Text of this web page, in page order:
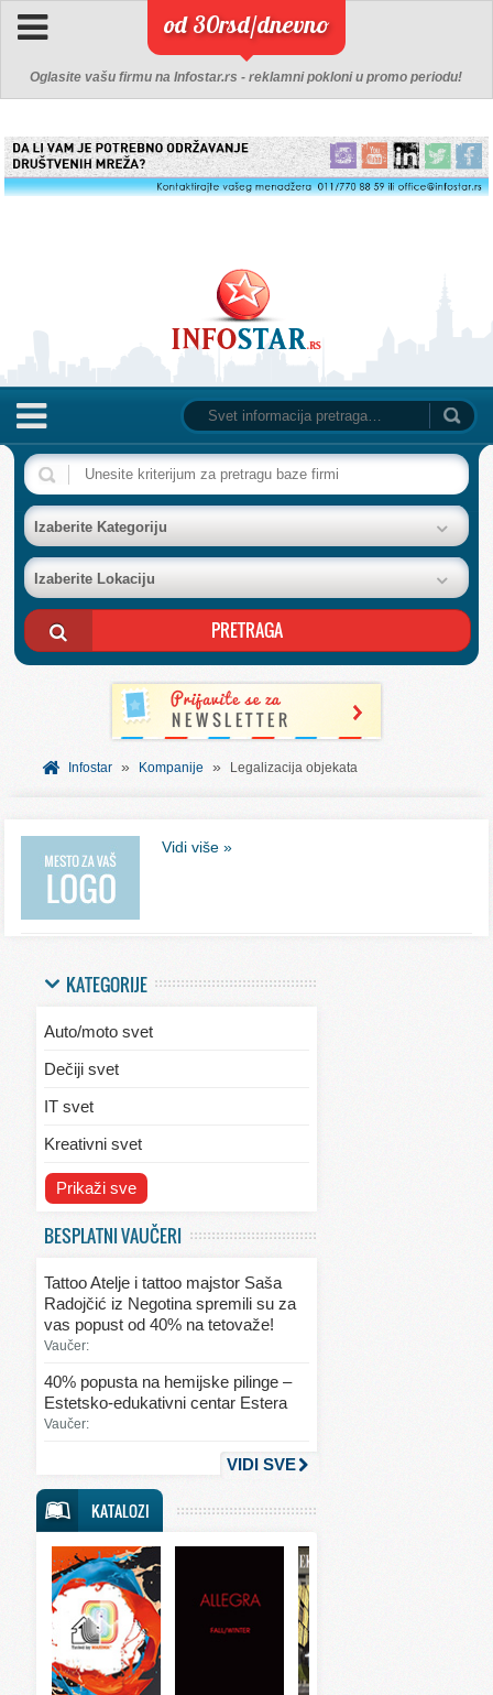
od 30rsd/dnevno
Oglasite vašu firmu na Infostar.rs - reklamni pokloni u promo periodu!
NASLOVNA
BAZA FIRMI
POSLOVNI OGLASI
AKCIJE I KATALOZI
BESPLATNI VAUČERI
SVET INFORMACIJA
Izaberite Kategoriju
Izaberite Lokaciju
Infostar » Kompanije » Legalizacija objekata
Vidi više »
KATEGORIJE
Auto/moto svet
Dečiji svet
IT svet
Kreativni svet
Svet ekologije
Svet kulinarstva
Svet lepote
Svet mode
Svet sporta
Svet tehnike
Svet ugostiteljstva
Svet zabave i umetnosti
Svet zanimljivosti
Prikaži sve
BESPLATNI VAUČERI
Tattoo Atelje i tattoo majstor Saša
Radojčić iz Negotina spremili su za
vas popust od 40% na tetovaže!
Vaučer:
40% popusta na hemijske pilinge –
Estetsko-edukativni centar Estera
Vaučer:
VIDI SVE
KATALOZI